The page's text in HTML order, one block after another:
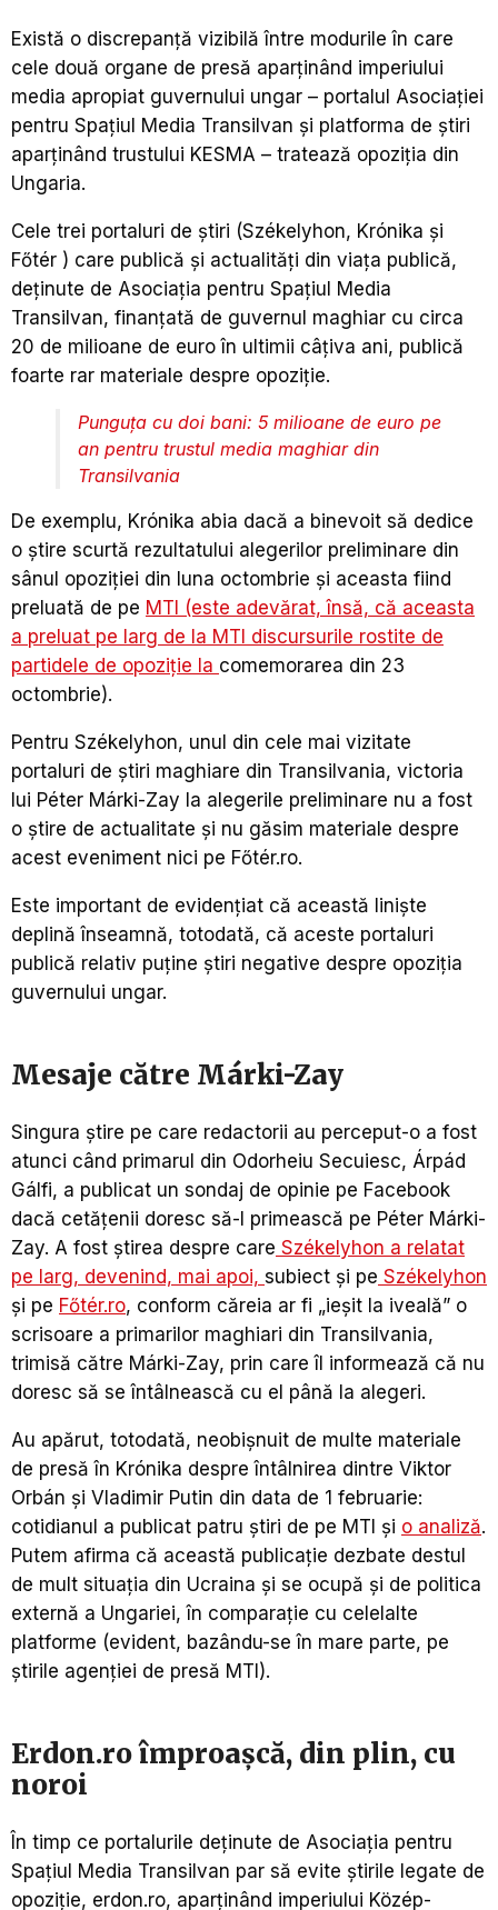
Există o discrepanță vizibilă între modurile în care
cele două organe de presă aparținând imperiului
media apropiat guvernului ungar – portalul Asociației
pentru Spațiul Media Transilvan și platforma de știri
aparținând trustului KESMA – tratează opoziția din
Ungaria.
Cele trei portaluri de știri (Székelyhon, Krónika și
Főtér ) care publică și actualități din viața publică,
deținute de Asociația pentru Spațiul Media
Transilvan, finanțată de guvernul maghiar cu circa
20 de milioane de euro în ultimii câțiva ani, publică
foarte rar materiale despre opoziție.
Punguța cu doi bani: 5 milioane de euro pe
an pentru trustul media maghiar din
Transilvania
De exemplu, Krónika abia dacă a binevoit să dedice
o știre scurtă rezultatului alegerilor preliminare din
sânul opoziției din luna octombrie și aceasta fiind
preluată de pe MTI (este adevărat, însă, că aceasta
a preluat pe larg de la MTI discursurile rostite de
partidele de opoziție la comemorarea din 23
octombrie).
Pentru Székelyhon, unul din cele mai vizitate
portaluri de știri maghiare din Transilvania, victoria
lui Péter Márki-Zay la alegerile preliminare nu a fost
o știre de actualitate și nu găsim materiale despre
acest eveniment nici pe Főtér.ro.
Este important de evidențiat că această liniște
deplină înseamnă, totodată, că aceste portaluri
publică relativ puține știri negative despre opoziția
guvernului ungar.
Mesaje către Márki-Zay
Singura știre pe care redactorii au perceput-o a fost
atunci când primarul din Odorheiu Secuiesc, Árpád
Gálfi, a publicat un sondaj de opinie pe Facebook
dacă cetățenii doresc să-l primească pe Péter Márki-
Zay. A fost știrea despre care Székelyhon a relatat
pe larg, devenind, mai apoi, subiect și pe Székelyhon
și pe Főtér.ro, conform căreia ar fi „ieșit la iveală” o
scrisoare a primarilor maghiari din Transilvania,
trimisă către Márki-Zay, prin care îl informează că nu
doresc să se întâlnească cu el până la alegeri.
Au apărut, totodată, neobișnuit de multe materiale
de presă în Krónika despre întâlnirea dintre Viktor
Orbán și Vladimir Putin din data de 1 februarie:
cotidianul a publicat patru știri de pe MTI și o analiză.
Putem afirma că această publicație dezbate destul
de mult situația din Ucraina și se ocupă și de politica
externă a Ungariei, în comparație cu celelalte
platforme (evident, bazându-se în mare parte, pe
știrile agenției de presă MTI).
Erdon.ro împroașcă, din plin, cu
noroi
În timp ce portalurile deținute de Asociația pentru
Spațiul Media Transilvan par să evite știrile legate de
opoziție, erdon.ro, aparținând imperiului Közép-